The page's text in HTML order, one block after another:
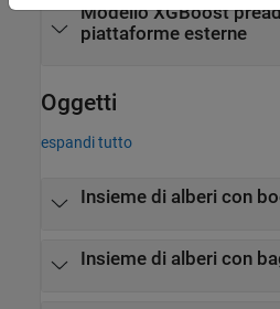
Modello XGBoost
piattaforme esterne
Oggetti
espandi tutto
Insieme di alberi con
Insieme di alberi con